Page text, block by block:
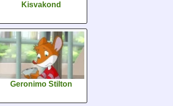
Kisvakond
Geronimo Stilton